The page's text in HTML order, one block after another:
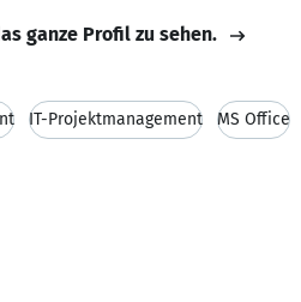
ganze Profil zu sehen.
IT-Projektmanagement MS Office